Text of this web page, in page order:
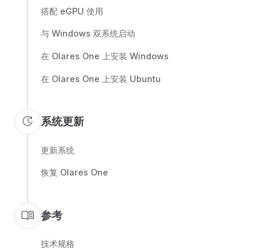
搭配 eGPU 使用
与 Windows 双系统启动
在 Olares One 上安装 Windows
在 Olares One 上安装 Ubuntu
update 系统更新
更新系统
恢复 Olares One
menu_book 参考
技术规格